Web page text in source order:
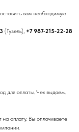
вам необходимую
(Гузель), +7 987-215-22-28
для оплаты. Чек выдаем.
оплату. Вы оплачиваете